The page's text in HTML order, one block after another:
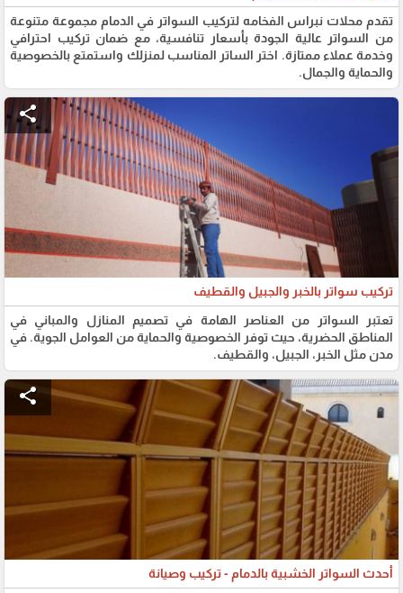
تقدم محلات نبراس الفخامه لتركيب السواتر في الدمام مجموعة متنوعة
من السواتر عالية الجودة بأسعار تنافسية، مع ضمان تركيب احترافي
وخدمة عملاء ممتازة. اختر الساتر المناسب لمنزلك واستمتع بالخصوصية
والحماية والجمال.
share
تركيب سواتر بالخبر والجبيل والقطيف
تعتبر السواتر من العناصر الهامة في تصميم المنازل والمباني في
المناطق الحضرية، حيث توفر الخصوصية والحماية من العوامل الجوية. في
مدن مثل الخبر، الجبيل، والقطيف.
share
أحدث السواتر الخشبية بالدمام - تركيب وصيانة